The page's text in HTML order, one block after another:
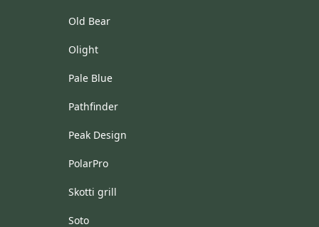
Old Bear
Olight
Pale Blue
Pathfinder
Peak Design
PolarPro
Skotti grill
Soto